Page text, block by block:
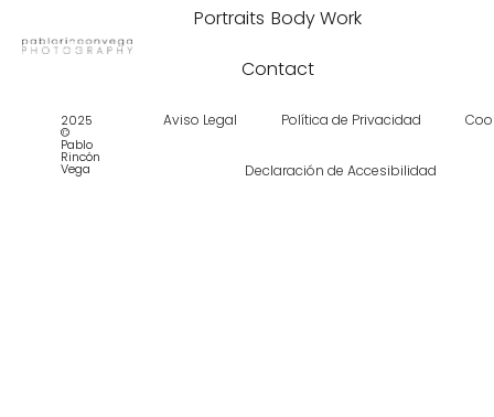
Portraits Body Work
Contact
2025
©
Pablo
Rincón
Vega
Aviso Legal Política de Privacidad
Declaración de Accesibilidad